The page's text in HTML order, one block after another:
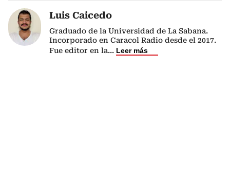
Luis Caicedo
Graduado de la Universidad de La Sabana.
Incorporado en Caracol Radio desde el 2017.
Fue editor en la... Leer más